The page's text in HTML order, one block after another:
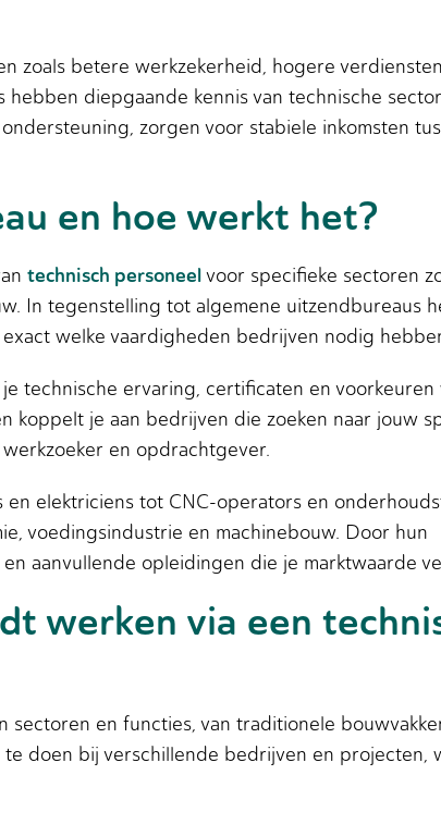
zoals betere werkzekerheid, hogere
diepgaande kennis van technische
zorgen voor stabiele inkomsten
en hoe werkt het?
technisch personeelvoor specifieke sectoren
In tegenstelling tot algemene uitzendbureaus
welke vaardigheden bedrijven nodig
technische ervaring, certificaten en
koppelt je aan bedrijven die zoeken naar jouw
en opdrachtgever.
elektriciens tot CNC-operators en
voedingsindustrie en machinebouw. Door hun
aanvullende opleidingen die je marktwaarde
werken via een
sectoren en functies, van traditionele
doen bij verschillende bedrijven en projecten,